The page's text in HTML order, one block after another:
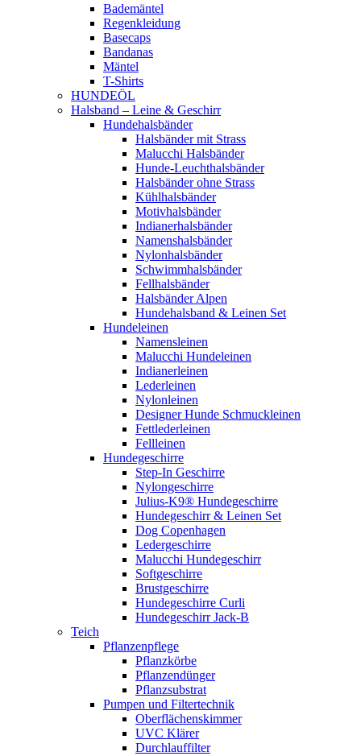
Bademäntel
Regenkleidung
Basecaps
Bandanas
Mäntel
T-Shirts
HUNDEÖL
Halsband – Leine & Geschirr
Hundehalsbänder
Halsbänder mit Strass
Malucchi Halsbänder
Hunde-Leuchthalsbänder
Halsbänder ohne Strass
Kühlhalsbänder
Motivhalsbänder
Indianerhalsbänder
Namenshalsbänder
Nylonhalsbänder
Schwimmhalsbänder
Fellhalsbänder
Halsbänder Alpen
Hundehalsband & Leinen Set
Hundeleinen
Namensleinen
Malucchi Hundeleinen
Indianerleinen
Lederleinen
Nylonleinen
Designer Hunde Schmuckleinen
Fettlederleinen
Fellleinen
Hundegeschirre
Step-In Geschirre
Nylongeschirre
Julius-K9® Hundegeschirre
Hundegeschirr & Leinen Set
Dog Copenhagen
Ledergeschirre
Malucchi Hundegeschirr
Softgeschirre
Brustgeschirre
Hundegeschirre Curli
Hundegeschirr Jack-B
Teich
Pflanzenpflege
Pflanzkörbe
Pflanzendünger
Pflanzsubstrat
Pumpen und Filtertechnik
Oberflächenskimmer
UVC Klärer
Durchlauffilter